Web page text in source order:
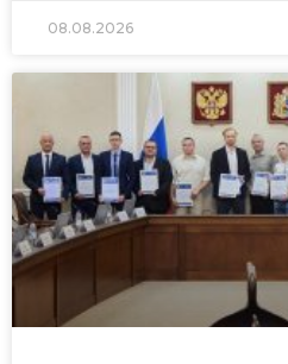
08.08.2026